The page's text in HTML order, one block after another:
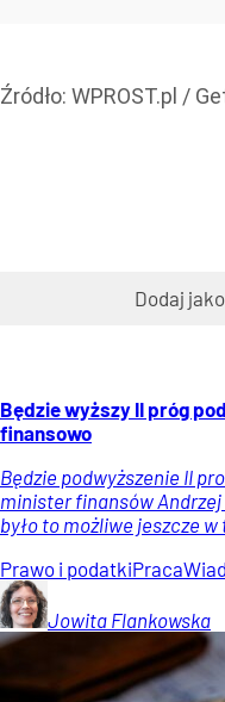
Źródło: WPROST.pl /
Dodaj jako
Będzie wyższy II próg
finansowo
Będzie podwyższenie II
minister finansów
było to możliwe jeszcze
Prawo i podatkiPraca
Jowita Flankowska